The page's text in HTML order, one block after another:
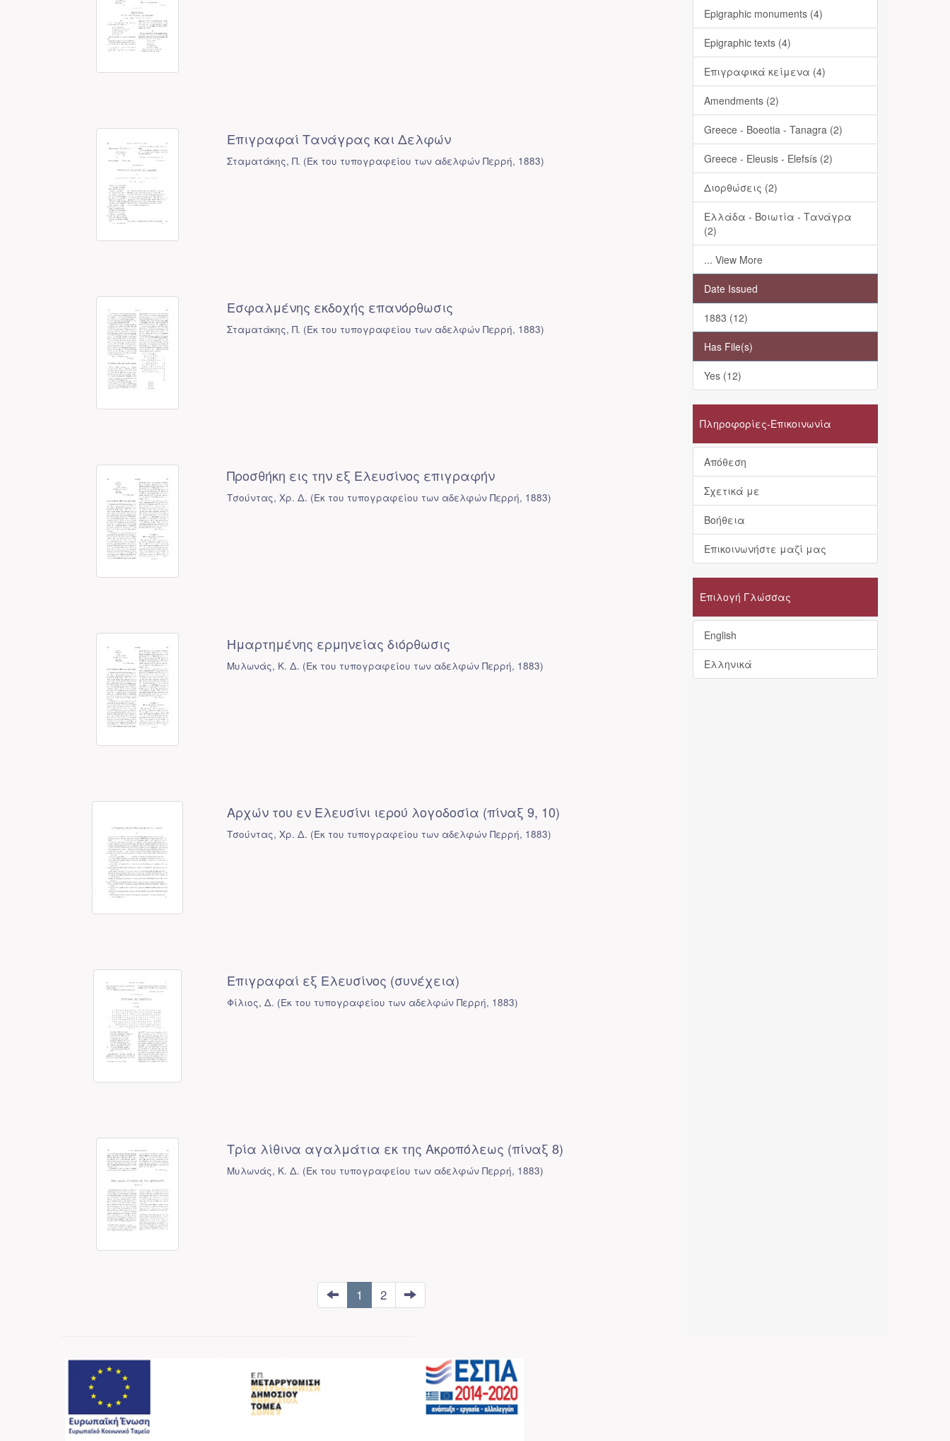
Επιγραφαί Τανάγρας και Δελφών
Σταματάκης, Π. (Εκ του τυπογραφείου των αδελφών Περρή, 1883)
Εσφαλμένης εκδοχής επανόρθωσις
Σταματάκης, Π. (Εκ του τυπογραφείου των αδελφών Περρή, 1883)
Προσθήκη εις την εξ Ελευσίνος επιγραφήν
Τσούντας, Χρ. Δ. (Εκ του τυπογραφείου των αδελφών Περρή, 1883)
Ημαρτημένης ερμηνείας διόρθωσις
Μυλωνάς, Κ. Δ. (Εκ του τυπογραφείου των αδελφών Περρή, 1883)
Αρχών του εν Ελευσίνι ιερού λογοδοσία (πίναξ 9, 10)
Τσούντας, Χρ. Δ. (Εκ του τυπογραφείου των αδελφών Περρή, 1883)
Επιγραφαί εξ Ελευσίνος (συνέχεια)
Φίλιος, Δ. (Εκ του τυπογραφείου των αδελφών Περρή, 1883)
Τρία λίθινα αγαλμάτια εκ της Ακροπόλεως (πίναξ 8)
Μυλωνάς, Κ. Δ. (Εκ του τυπογραφείου των αδελφών Περρή, 1883)
1 2
Epigraphic monuments (4)
Epigraphic texts (4)
Επιγραφικά κείμενα (4)
Amendments (2)
Greece - Boeotia - Tanagra (2)
Greece - Eleusis - Elefsís (2)
Διορθώσεις (2)
Ελλάδα - Βοιωτία - Τανάγρα
(2)
... View More
Date Issued
1883 (12)
Has File(s)
Yes (12)
Πληροφορίες-Επικοινωνία
Απόθεση
Σχετικά με
Βοήθεια
Επικοινωνήστε μαζί μας
Επιλογή Γλώσσας
English
Ελληνικά